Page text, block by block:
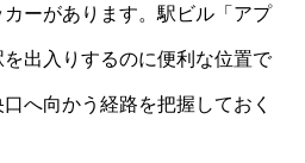
ーがあります。駅ビル「アプ
出入りするのに便利な位置で
へ向かう経路を把握しておく